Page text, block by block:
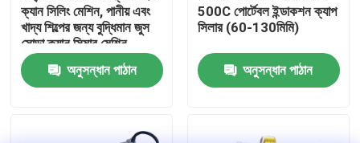
একটি উদ্ধৃতি অনুরোধ করুন
ক্যান সিলিং মেশিন, পানীয় এবং
খাদ্য শিল্পের জন্য বুদ্ধিমান জুস
সোডা ক্যান সিমার মেশিন
অনুসন্ধান পাঠান
500C পোর্টেবল ইন্ডাকশন ক্যাপ
সিলার (60-130মিমি)
অনুসন্ধান পাঠান